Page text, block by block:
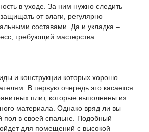
в уходе. За ним нужно следить
от влаги, регулярно
составами. Да и укладка –
требующий мастерства
и конструкции которых хорошо
В первую очередь это касается
плит, которые выполнены из
материала. Однако вряд ли вы
пол в своей спальне. Подобный
для помещений с высокой